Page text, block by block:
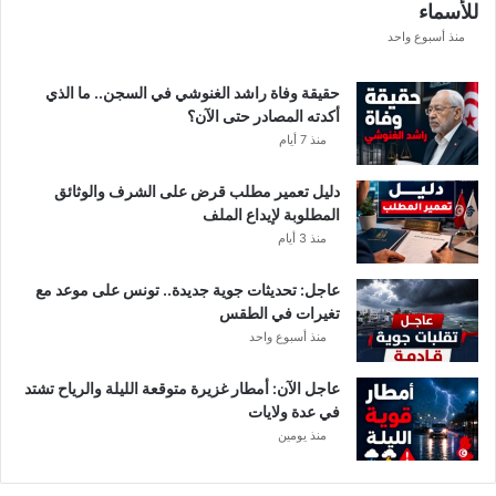
ة
ك
ا
م
ل
للأسماء
منذ أسبوع واحد
حقيقة وفاة راشد الغنوشي في السجن.. ما الذي
أكدته المصادر حتى الآن؟
منذ 7 أيام
دليل تعمير مطلب قرض على الشرف والوثائق
المطلوبة لإيداع الملف
منذ 3 أيام
عاجل: تحديثات جوية جديدة.. تونس على موعد مع
تغيرات في الطقس
منذ أسبوع واحد
عاجل الآن: أمطار غزيرة متوقعة الليلة والرياح تشتد
في عدة ولايات
منذ يومين